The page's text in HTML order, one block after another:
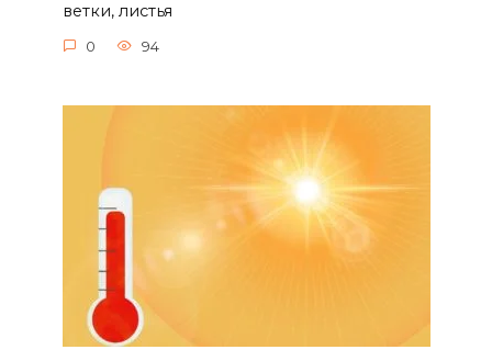
ветки, листья
0 94